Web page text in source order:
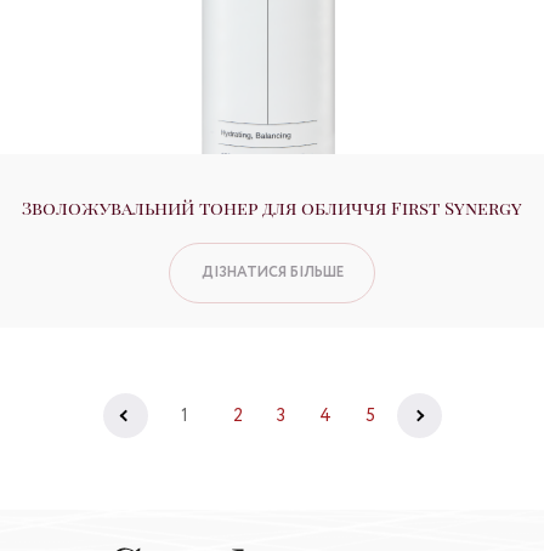
Зволожувальний тонер для обличчя First Synergy
ДІЗНАТИСЯ БІЛЬШЕ
1 2 3 4 5